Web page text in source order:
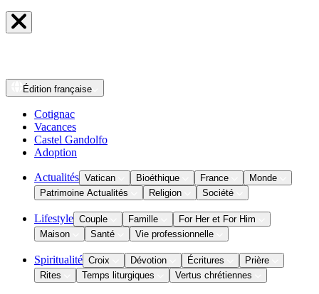
Édition française
Cotignac
Vacances
Castel Gandolfo
Adoption
Actualités Vatican Bioéthique France
Monde
Patrimoine Actualités
Religion Société
Lifestyle Couple Famille
For Her et For Him
Maison
Santé Vie professionnelle
Spiritualité Croix Dévotion Écritures
Prière
Rites
Temps liturgiques Vertus chrétiennes